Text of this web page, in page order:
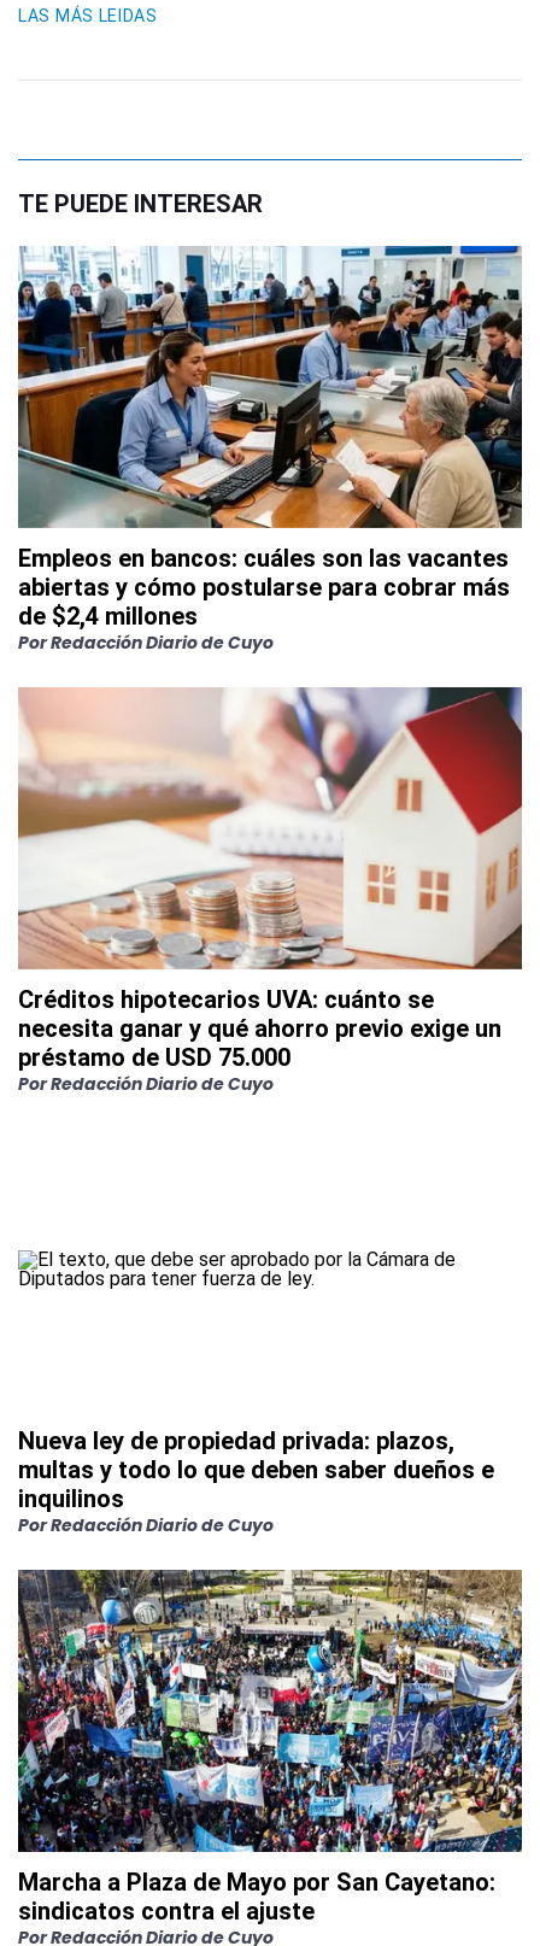
LAS MÁS LEIDAS
TE PUEDE INTERESAR
Empleos en bancos: cuáles son las vacantes
abiertas y cómo postularse para cobrar más
de $2,4 millones
PorRedacción Diario de Cuyo
Créditos hipotecarios UVA: cuánto se
necesita ganar y qué ahorro previo exige un
préstamo de USD 75.000
PorRedacción Diario de Cuyo
Nueva ley de propiedad privada: plazos,
multas y todo lo que deben saber dueños e
inquilinos
PorRedacción Diario de Cuyo
Marcha a Plaza de Mayo por San Cayetano:
sindicatos contra el ajuste
PorRedacción Diario de Cuyo